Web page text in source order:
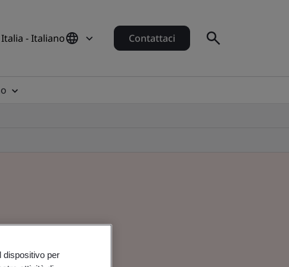
Italia - Italiano Contattaci
dispositivo per